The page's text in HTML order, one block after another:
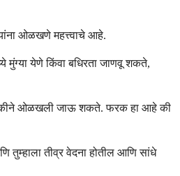
ओळखणे महत्त्वाचे आहे.
मुंग्या येणे किंवा बधिरता जाणवू शकते,
चुकीने ओळखली जाऊ शकते. फरक हा आहे की
तीव्र वेदना होतील आणि सांधे